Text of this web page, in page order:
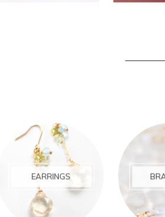
EARRINGS